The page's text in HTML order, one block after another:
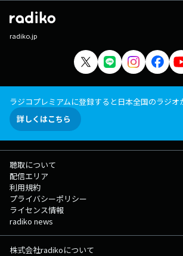
radiko.jp
ラジコプレミアムに登録すると日本全国のラジオ
詳しくはこちら
聴取について
配信エリア
利用規約
プライバシーポリシー
ライセンス情報
radiko news
株式会社radikoについて